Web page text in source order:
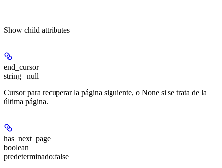
Show child attributes
end_cursor
string | null
Cursor para recuperar la página siguiente, o None si se trata de la
última página.
has_next_page
boolean
predeterminado:false